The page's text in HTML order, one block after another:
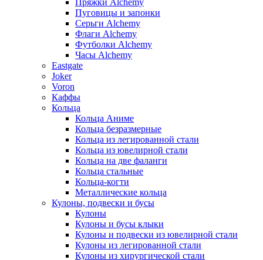
Пряжки Alchemy
Пуговицы и запонки
Серьги Alchemy
Флаги Alchemy
Футболки Alchemy
Часы Alchemy
Eastgate
Joker
Voron
Каффы
Кольца
Кольца Аниме
Кольца безразмерные
Кольца из легированной стали
Кольца из ювелирной стали
Кольца на две фаланги
Кольца стальные
Кольца-когти
Металлические кольца
Кулоны, подвески и бусы
Кулоны
Кулоны и бусы клыки
Кулоны и подвески из ювелирной стали
Кулоны из легированной стали
Кулоны из хирургической стали